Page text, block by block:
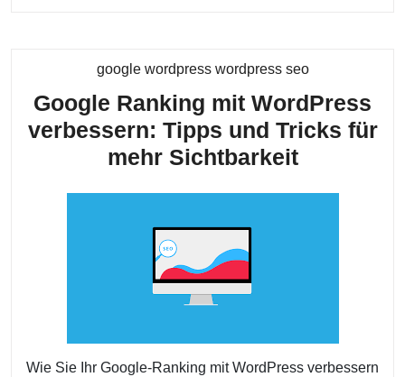
google wordpress wordpress seoKategorie
Google Ranking mit WordPress
verbessern: Tipps und Tricks für
mehr SichtbarkeitGoogle
Tricks
Wie Sie Ihr Google-Ranking mit WordPress verbessern